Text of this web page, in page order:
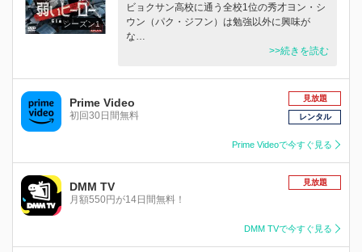
シーズン1
ビョクサン高校に通う全校1位の秀才ヨン・シ
ウン（パク・ジフン）は勉強以外に興味が
な…
>>続きを読む
Prime Video
初回30日間無料
見放題
レンタル
Prime Videoで今すぐ見る
DMM TV
月額550円が14日間無料！
見放題
DMM TVで今すぐ見る